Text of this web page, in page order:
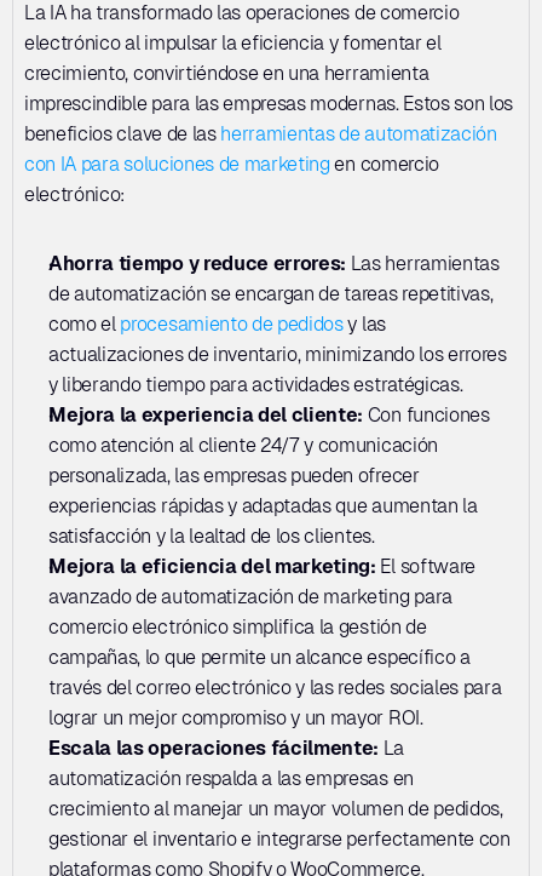
La IA ha transformado las operaciones de comercio
electrónico al impulsar la eficiencia y fomentar el
crecimiento, convirtiéndose en una herramienta
imprescindible para las empresas modernas. Estos son los
beneficios clave de las herramientas de automatización
con IA para soluciones de marketing en comercio
electrónico:
Ahorra tiempo y reduce errores: Las herramientas
de automatización se encargan de tareas repetitivas,
como el procesamiento de pedidos y las
actualizaciones de inventario, minimizando los errores
y liberando tiempo para actividades estratégicas.
Mejora la experiencia del cliente: Con funciones
como atención al cliente 24/7 y comunicación
personalizada, las empresas pueden ofrecer
experiencias rápidas y adaptadas que aumentan la
satisfacción y la lealtad de los clientes.
Mejora la eficiencia del marketing: El software
avanzado de automatización de marketing para
comercio electrónico simplifica la gestión de
campañas, lo que permite un alcance específico a
través del correo electrónico y las redes sociales para
lograr un mejor compromiso y un mayor ROI.
Escala las operaciones fácilmente: La
automatización respalda a las empresas en
crecimiento al manejar un mayor volumen de pedidos,
gestionar el inventario e integrarse perfectamente con
plataformas como Shopify o WooCommerce.